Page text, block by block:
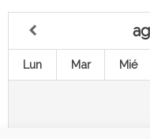
Lun Mar Mié